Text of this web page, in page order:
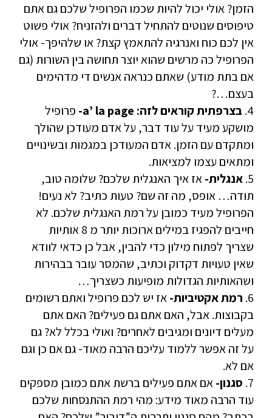
הזמן? אולי יכול להיות שכמו הפרופיל שלכם גם אתם
טיפוסים שנוטים להתחיל דברים ולהזניח? אולי פשוט
אין לכם כוח ואנרגיה להתאמץ קצת? או שלהיפך- אולי
הפרופיל כה מרשים שהוא יוצר תחושה בין השורות (גם
אם בתת מודע) שאתם כנראה אנשים די מדהימים
בעצם…?
4. בצרפתית קוראים לזה: a’ la page-
פרופיל
מושקע מעיד על עוד דבר, על אדם מעודכן שהולך
ומתקדם עם הזמן. אדם המעודכן במגמות ובשינויים
ומתאים עצמו למציאות.
5. אנגלית-אז איך האנגלית שלכם? שלומה טוב,
תודה… אופס, מה זה שם? טעות כתיב? לא נעים!
הפרופיל מעיד כמובן על רמת האנגלית שלכם. לא
חייבים להפגיז במילים ארוכות יותר מ 8 אותיות
שצריך לפתוח מילון כדי להבין, אבל כן כדאי לוודא
שאין טעויות דקדוק וכתיב, שהמסר עובר בבהירות
ושהאותיות הגדולות מופיעות כשצריך…
6. רמת אקטיביות-אז יש לכם פרופיל ואתם רשומים
בקבוצות. אבל, האם אתם גם פעילים? האם אתם
מעלים דיונים ומגיבים לאחרים? ואולי בכלל לא? גם
על זה אפשר ללמוד עליכם הרבה מאוד- גם אם כן וגם
אם לא.
7. סגנון-אם אתם פעילים ברשת אתם כמובן מספקים
עוד הרבה מאוד מידע: מהי רמת ההתנסחות שלכם